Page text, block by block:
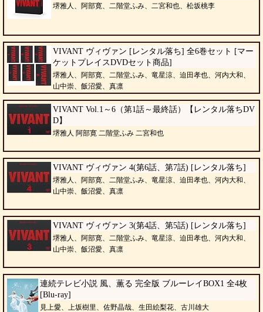
堺雅人、阿部寛、二階堂ふみ、二宮和也、松坂桃李
VIVANT ヴィヴァン [レンタル落ち] 全6巻セット [マー
ケットプレイスDVDセット商品]
堺雅人、阿部寛、二階堂ふみ、竜星涼、迫田孝也、河内大和、
山中崇、飯沼愛、真凛
VIVANT Vol.1～6（第1話～最終話）【レンタル落ちDV
D】
堺雅人 阿部寛 二階堂ふみ 二宮和也
VIVANT ヴィヴァン 4(第6話、第7話) [レンタル落ち]
堺雅人、阿部寛、二階堂ふみ、竜星涼、迫田孝也、河内大和、
山中崇、飯沼愛、真凛
VIVANT ヴィヴァン 3(第4話、第5話) [レンタル落ち]
堺雅人、阿部寛、二階堂ふみ、竜星涼、迫田孝也、河内大和、
山中崇、飯沼愛、真凛
連続テレビ小説 風、薫る 完全版 ブルーレイBOX1 全4枚
[Blu-ray]
見上愛、上坂樹里、佐野晶哉、生田絵梨花、古川雄大